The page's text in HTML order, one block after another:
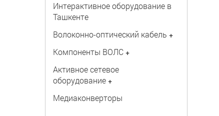
Интерактивное оборудование в
Ташкенте
Волоконно-оптический кабель +
Компоненты ВОЛС +
Активное сетевое
оборудование +
Медиаконверторы